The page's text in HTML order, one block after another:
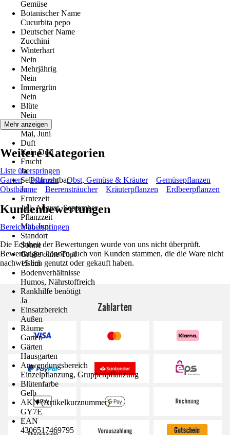
Gemüse
Botanischer Name
Cucurbita pepo
Deutscher Name
Zucchini
Winterhart
Nein
Mehrjährig
Nein
Immergrün
Nein
Blüte
Nein
Blütezeit
Mai, Juni
Duft
Kein Duft
Frucht
Ja
Selbstfruchtbar
Ja
Erntezeit
Juli, August, September
Pflanzzeit
Mai, Juni
Standort
Sonne
Größe ohne Topf
15 cm
Bodenverhältnisse
Humos, Nährstoffreich
Rankhilfe benötigt
Ja
Einsatzbereich
Außen
Räume
Garten
Gärten
Hausgarten
Anwendungsbereich
Einzelpflanzung, Gruppenpflanzung
Blütenfarbe
Gelb
AKN (Artikelkurznummer)
GY7E
EAN
4306517469795
Mehr anzeigen
Weitere Kategorien
Liste überspringen
Garten
Pflanzen Obst, Gemüse & Kräuter
Gemüsepflanzen
Obstbäume
Beerensträucher Kräuterpflanzen Erdbeerpflanzen
Kundenbewertungen
Bereich überspringen
Die Echtheit der Bewertungen wurde von uns nicht überprüft.
Bewertungen können auch von Kunden stammen, die die Ware nicht
nachweislich genutzt oder gekauft haben.
Zahlarten